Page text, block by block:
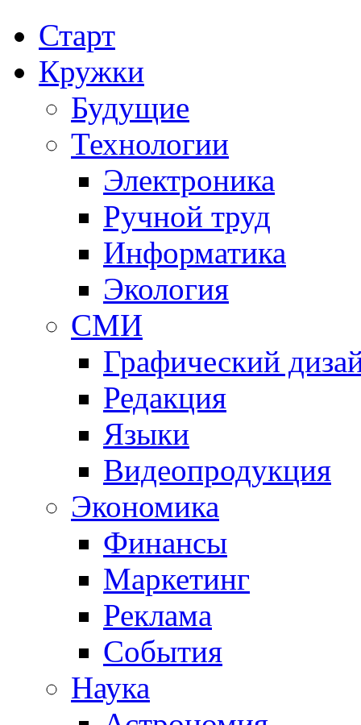
Старт
Кружки
Будущие
Технологии
Электроника
Ручной труд
Информатика
Экология
СМИ
Графический
Редакция
Языки
Видеопродукция
Экономика
Финансы
Маркетинг
Реклама
События
Наука